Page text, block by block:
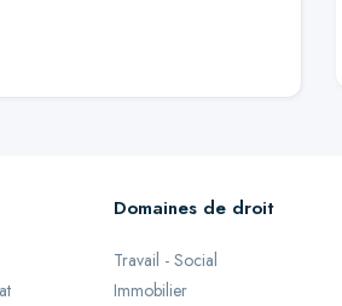
Domaines de droit
Travail - Social
Immobilier